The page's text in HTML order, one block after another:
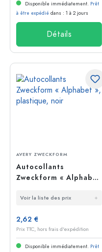
Disponible immédiatement. Prêt
à être expédié dans : 1 à 2 jours
Détails
AVERY ZWECKFORM
Autocollants
Zweckform « Alphabet
Voir la liste des prix
2,62 €
Prix TTC, hors frais d'expédition
Disponible immédiatement. Prêt